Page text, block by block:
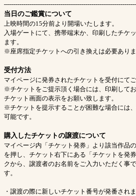
当日のご鑑賞について
上映時間の15分前より開場いたします。
入場ゲートにて、携帯端末か、印刷したチケ
ます。
※座席指定チケットへの引き換えは必要ありま
受付方法
マイページに発券されたチケットを受付にてご
※チケットをご提示頂く場合には、印刷して
チケット画面の表示をお願い致します。
※チケットを提示することが困難な場合には
可能です。
購入したチケットの譲渡について
マイページ内「チケット発券」より該当作品
を押し、チケット右下にある「チケットを発
クから、譲渡者のお名前をご入力いただく事
す。
・譲渡の際に新しいチケット番号が発番されま